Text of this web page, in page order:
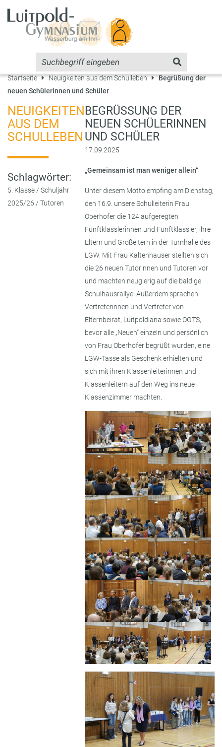
Startseite Neuigkeiten aus dem Schulleben
Begrüßung der
neuen Schülerinnen und Schüler
NEUIGKEITEN
AUS DEM
SCHULLEBEN
Schlagwörter:
5. Klasse/ Schuljahr
2025/26 / Tutoren
BEGRÜSSUNG DER N
EUEN SCHÜLERINNEN U
ND SCHÜLER
17.09.2025
„Gemeinsam ist man weniger allein“
Unter diesem Motto empfing am Dienstag,
den 16.9. unsere Schulleiterin Frau
Oberhofer die 124 aufgeregten
Fünftklässlerinnen und Fünftklässler, ihre
Eltern und Großeltern in der Turnhalle des
LGW. Mit Frau Kaltenhauser stellten sich
die 26 neuen Tutorinnen und Tutoren vor
und machten neugierig auf die baldige
Schulhausrallye. Außerdem sprachen
Vertreterinnen und Vertreter von
Elternbeirat, Luitpoldiana sowie OGTS,
bevor alle „Neuen“ einzeln und persönlich
von Frau Oberhofer begrüßt wurden, eine
LGW-Tasse als Geschenk erhielten und
sich mit ihren Klassenleiterinnen und
Klassenleitern auf den Weg ins neue
Klassenzimmer machten.